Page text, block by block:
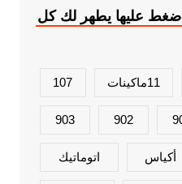
عليها يطهر لك كل
11ماكينات 107
902
903
أكياس اتوماتيك